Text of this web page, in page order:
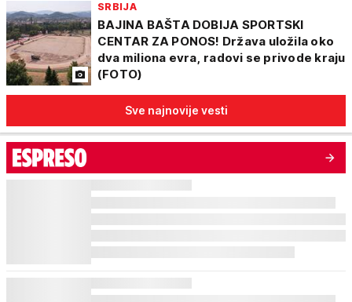
SRBIJA
BAJINA BAŠTA DOBIJA SPORTSKI
CENTAR ZA PONOS! Država uložila oko
dva miliona evra, radovi se privode kraju
(FOTO)
Sve najnovije vesti